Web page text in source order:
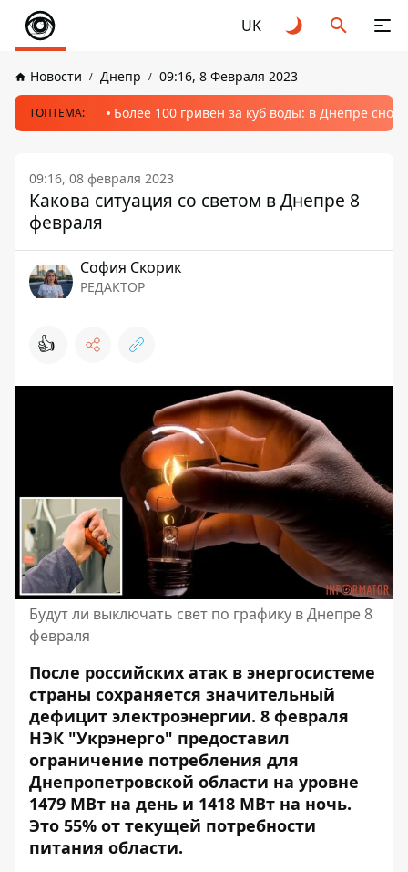
UK
Новости Днепр 09:16, 8 Февраля 2023
ТОПТЕМА: Более 100 гривен за куб воды: в Днепре
09:16, 08 февраля 2023
Какова ситуация со светом в Днепре 8
февраля
София Скорик
РЕДАКТОР
👍
Будут ли выключать свет по графику в Днепре 8
февраля
После российских атак в энергосистеме
страны сохраняется значительный
дефицит электроэнергии. 8 февраля
НЭК "Укрэнерго" предоставил
ограничение потребления для
Днепропетровской области на уровне
1479 МВт на день и 1418 МВт на ночь.
Это 55% от текущей потребности
питания области.